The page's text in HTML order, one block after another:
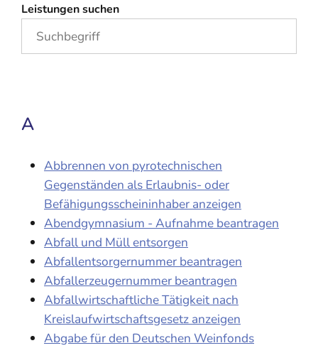
Leistungen suchen
A
Abbrennen von pyrotechnischen
Gegenständen als Erlaubnis- oder
Befähigungsscheininhaber anzeigen
Abendgymnasium - Aufnahme beantragen
Abfall und Müll entsorgen
Abfallentsorgernummer beantragen
Abfallerzeugernummer beantragen
Abfallwirtschaftliche Tätigkeit nach
Kreislaufwirtschaftsgesetz anzeigen
Abgabe für den Deutschen Weinfonds